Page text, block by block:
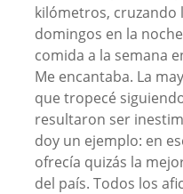
kilómetros, cruzando
domingos en la
comida a la semana
Me encantaba. La
que tropecé
resultaron ser
doy un ejemplo: en
ofrecía quizás la
del país. Todos los